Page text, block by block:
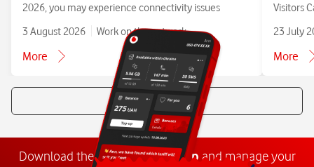
2026, you may experience connectivity issues
3 August 2026
Work on the network
More
Visitors
23 July
More
All news
Download theMyVodafone app and manage your